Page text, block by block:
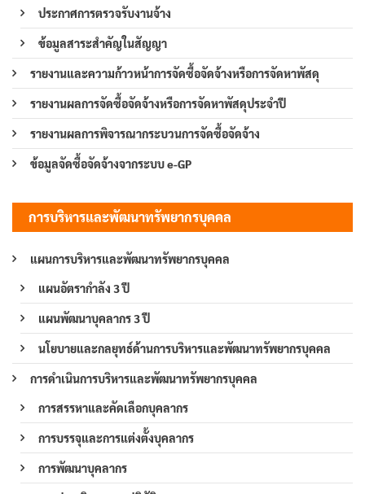
ประกาศการตรวจรับงานจ้าง
ข้อมูลสาระสำคัญในสัญญา
รายงานและความก้าวหน้าการจัดซื้อจัดจ้างหรือการจัดหาพัสดุ
รายงานผลการจัดซื้อจัดจ้างหรือการจัดหาพัสดุประจำปี
รายงานผลการพิจารณากระบวนการจัดซื้อจัดจ้าง
ข้อมูลจัดซื้อจัดจ้างจากระบบ e-GP
การบริหารและพัฒนาทรัพยากรบุคคล
แผนการบริหารและพัฒนาทรัพยากรบุคคล
แผนอัตรากำลัง 3 ปี
แผนพัฒนาบุคลากร 3 ปี
นโยบายและกลยุทธ์ด้านการบริหารและพัฒนาทรัพยากรบุคคล
การดำเนินการบริหารและพัฒนาทรัพยากรบุคคล
การสรรหาและคัดเลือกบุคลากร
การบรรจุและการแต่งตั้งบุคลากร
การพัฒนาบุคลากร